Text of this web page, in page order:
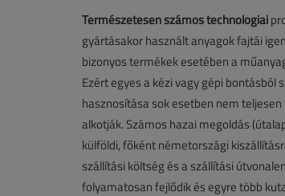
Természetesen számos technológiai
gyártásakor használt anyagok fajtái
bizonyos termékek esetében a
Ezért egyes a kézi vagy gépi
hasznosítása sok esetben nem
alkotják. Számos hazai megoldás
külföldi, főként németországi
szállítási költség és a szállítási
folyamatosan fejlődik és egyre több